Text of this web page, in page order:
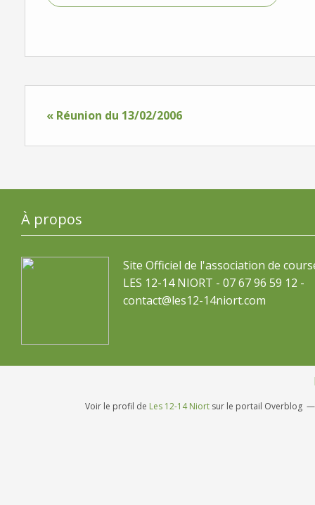
« Réunion du 13/02/2006
À propos
Site Officiel de l'association de
LES 12-14 NIORT - 07 67 96 59 12 -
contact@les12-14niort.com
Voir le profil de Les 12-14 Niort sur le portail Overblog